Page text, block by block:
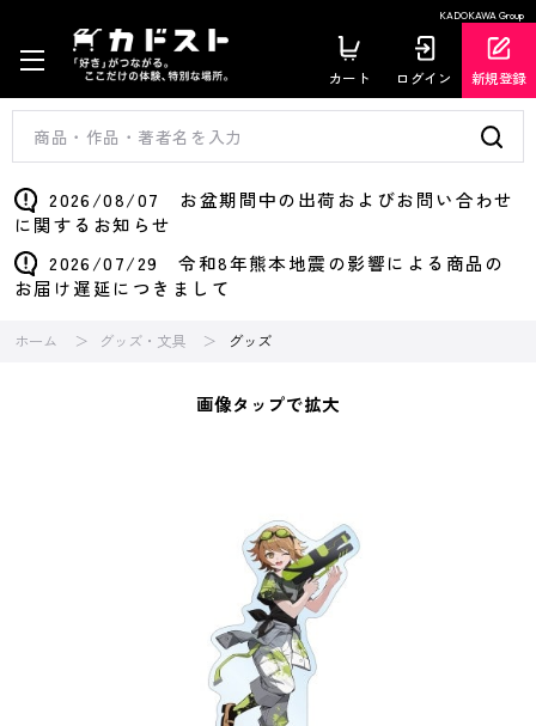
KADOKAWA Group
カート ログイン 新規登録
2026/08/07 お盆期間中の出荷およびお問い合わせ
に関するお知らせ
2026/07/29 令和8年熊本地震の影響による商品の
お届け遅延につきまして
ホーム グッズ・文具 グッズ
画像タップで拡大